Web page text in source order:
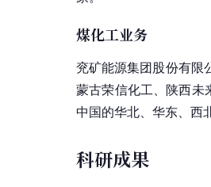
煤化工业务
兖矿能源集团股份有限
蒙古荣信化工、陕西未
中国的华北、华东、西
科研成果